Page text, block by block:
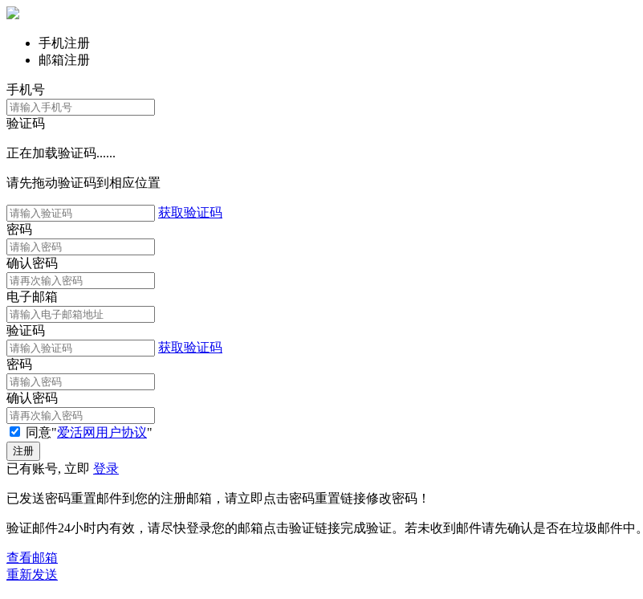
手机注册
邮箱注册
手机号
验证码
正在加载验证码......
请先拖动验证码到相应位置
获取验证码
密码
确认密码
电子邮箱
验证码
获取验证码
密码
确认密码
同意"爱活网用户协议"
已有账号, 立即 登录
已发送密码重置邮件到您的注册邮箱，请立即点击密码重置链接修改密码！
验证邮件24小时内有效，请尽快登录您的邮箱点击验证链接完成验证。若未收到邮件请先确认是否在垃圾邮件中。
查看邮箱
重新发送